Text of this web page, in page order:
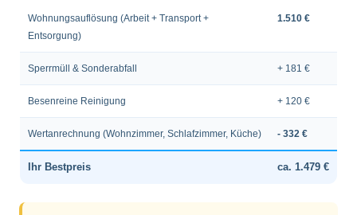
Wohnungsauflösung (Arbeit + Transport +
Entsorgung)
1.510 €
Sperrmüll & Sonderabfall + 181 €
Besenreine Reinigung + 120 €
Wertanrechnung (Wohnzimmer, Schlafzimmer, Küche) - 332 €
Ihr Bestpreis ca. 1.479 €